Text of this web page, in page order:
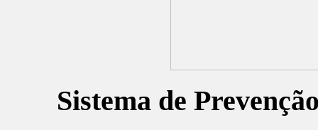
Sistema de